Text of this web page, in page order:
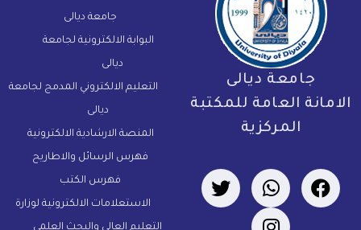
جامعة ديالى
العامة للمكتبة
المركزية
جامعة ديالى
البوابة الالكترونية لجامعة
ديالى
التعليم الالكتروني المدمج لجامعة
ديالى
المنصة الارشادية الالكترونية
فهرس الرسائل والاطاريح
فهرس الكتب
الاستعلامات الالكترونية لوزارة
التعليم العالي والبحث العلمي